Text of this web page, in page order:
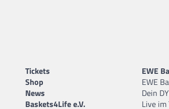
Tickets
Shop
News
Baskets4Life e.V.
EWE
EWE
Dein
Live im